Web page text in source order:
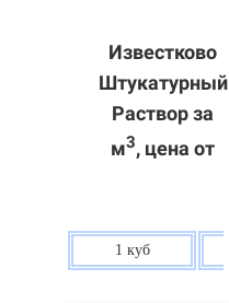
Известково
Штукатурный
Раствор за
м3, цена от
1 куб